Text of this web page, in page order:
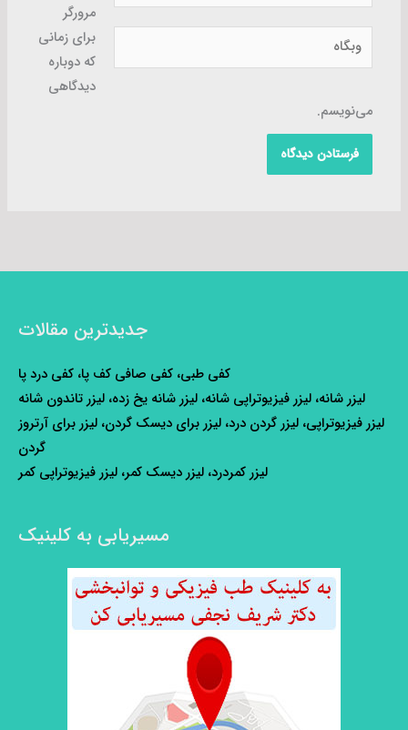
وبگاه
مرورگر
برای زمانی
که دوباره
دیدگاهی
می‌نویسم.
جدیدترین مقالات
کفی طبی، کفی صافی کف پا، کفی درد پا
لیزر شانه، لیزر فیزیوتراپی شانه، لیزر شانه یخ زده، لیزر تاندون شانه
لیزر فیزیوتراپی، لیزر گردن درد، لیزر برای دیسک گردن، لیزر برای آرتروز
گردن
لیزر کمردرد، لیزر دیسک کمر، لیزر فیزیوتراپی کمر
مسیریابی به کلینیک